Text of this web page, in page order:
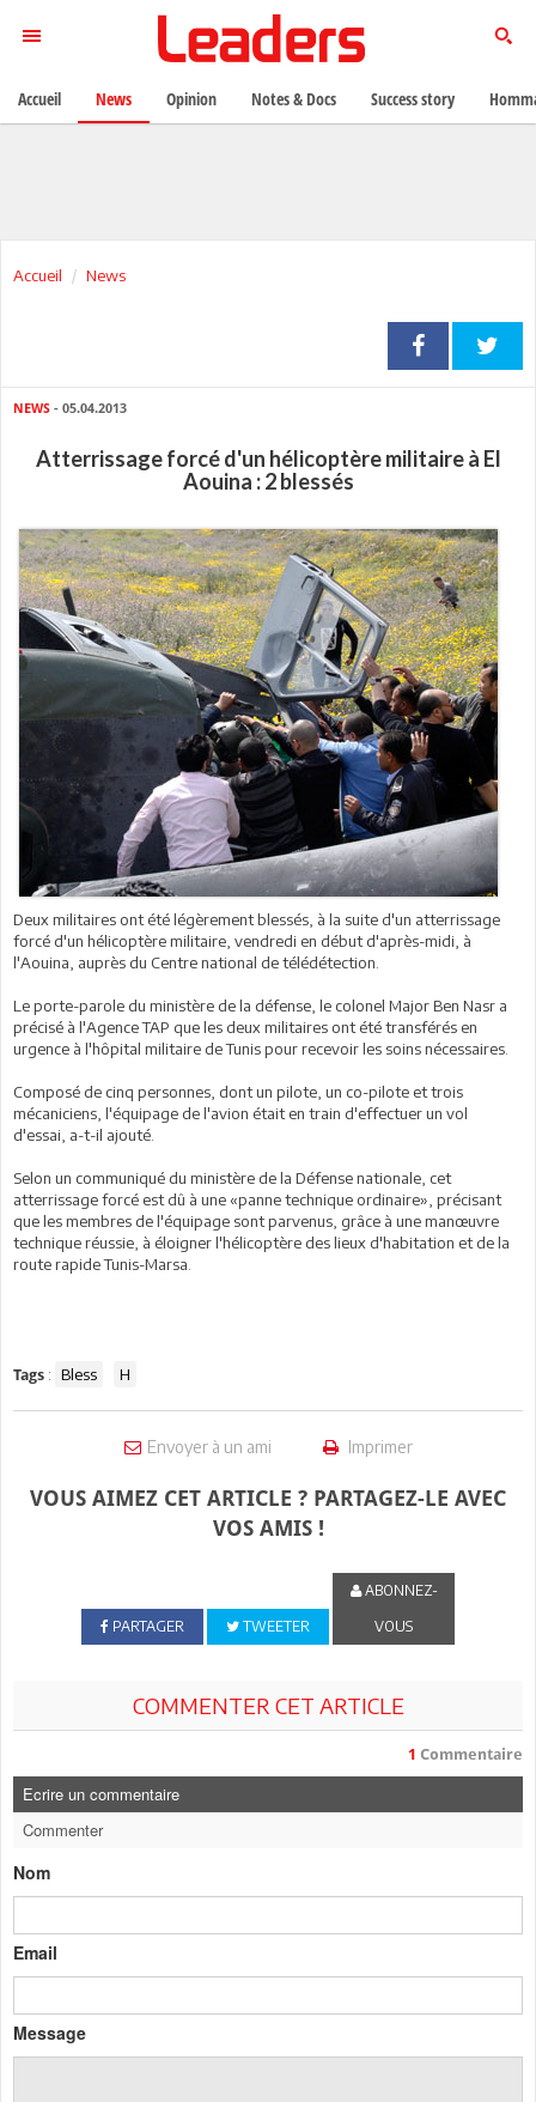
Accueil News
NEWS - 05.04.2013
Atterrissage forcé d'un hélicoptère militaire à El
Aouina : 2 blessés
Deux militaires ont été légèrement blessés, à la suite d'un atterrissage
forcé d'un hélicoptère militaire, vendredi en début d'après-midi, à
l'Aouina, auprès du Centre national de télédétection.
Le porte-parole du ministère de la défense, le colonel Major Ben Nasr a
précisé à l'Agence TAP que les deux militaires ont été transférés en
urgence à l'hôpital militaire de Tunis pour recevoir les soins nécessaires.
Composé de cinq personnes, dont un pilote, un co-pilote et trois
mécaniciens, l'équipage de l'avion était en train d'effectuer un vol
d'essai, a-t-il ajouté.
Selon un communiqué du ministère de la Défense nationale, cet
atterrissage forcé est dû à une «panne technique ordinaire», précisant
que les membres de l'équipage sont parvenus, grâce à une manœuvre
technique réussie, à éloigner l'hélicoptère des lieux d'habitation et de la
route rapide Tunis-Marsa.
Tags : Bless H
Envoyer à un ami Imprimer
VOUS AIMEZ CET ARTICLE ? PARTAGEZ-LE AVEC
VOS AMIS !
PARTAGER TWEETER
ABONNEZ-
VOUS
COMMENTER CET ARTICLE
1 Commentaire
Ecrire un commentaire
Commenter
Nom
Email
Message
Accueil News Opinion Notes & Docs Success story